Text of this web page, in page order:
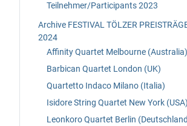
Teilnehmer/Participants 2023
Archive FESTIVAL TÖLZER
2024
Affinity Quartet Melbourne (Australia)
Barbican Quartet London (UK)
Quartetto Indaco Milano (Italia)
Isidore String Quartet New York (USA)
Leonkoro Quartet Berlin